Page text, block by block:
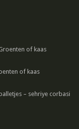
of kaas
of kaas
– sehriye corbasi